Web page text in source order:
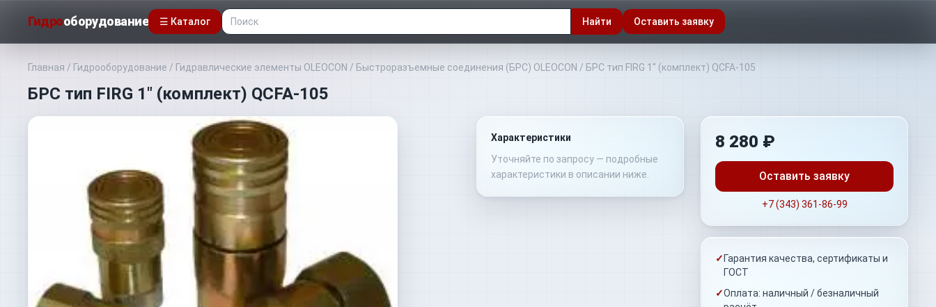
Гидрооборудование ☰ Каталог Найти Оставить заявку
Главная / Гидрооборудование / Гидравлические элементы OLEOCON / Быстроразъемные соединения (БРС) OLEOCON / БРС тип FIRG 1" (комплект) QCFA-105
БРС тип FIRG 1" (комплект) QCFA-105
Характеристики
Уточняйте по запросу — подробные
характеристики в описании ниже.
8 280 ₽
Оставить заявку
+7 (343) 361-86-99
✓ Гарантия качества, сертификаты и
ГОСТ
✓Оплата: наличный / безналичный